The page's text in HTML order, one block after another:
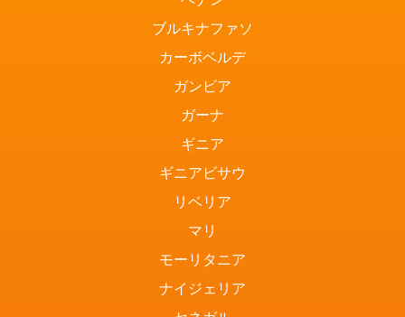
ブルキナファソ
カーボベルデ
ガンビア
ガーナ
ギニア
ギニアビサウ
リベリア
マリ
モーリタニア
ナイジェリア